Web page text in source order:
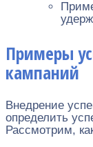
Примеры
кампаний
Внедрение
определить
Рассмотрим,